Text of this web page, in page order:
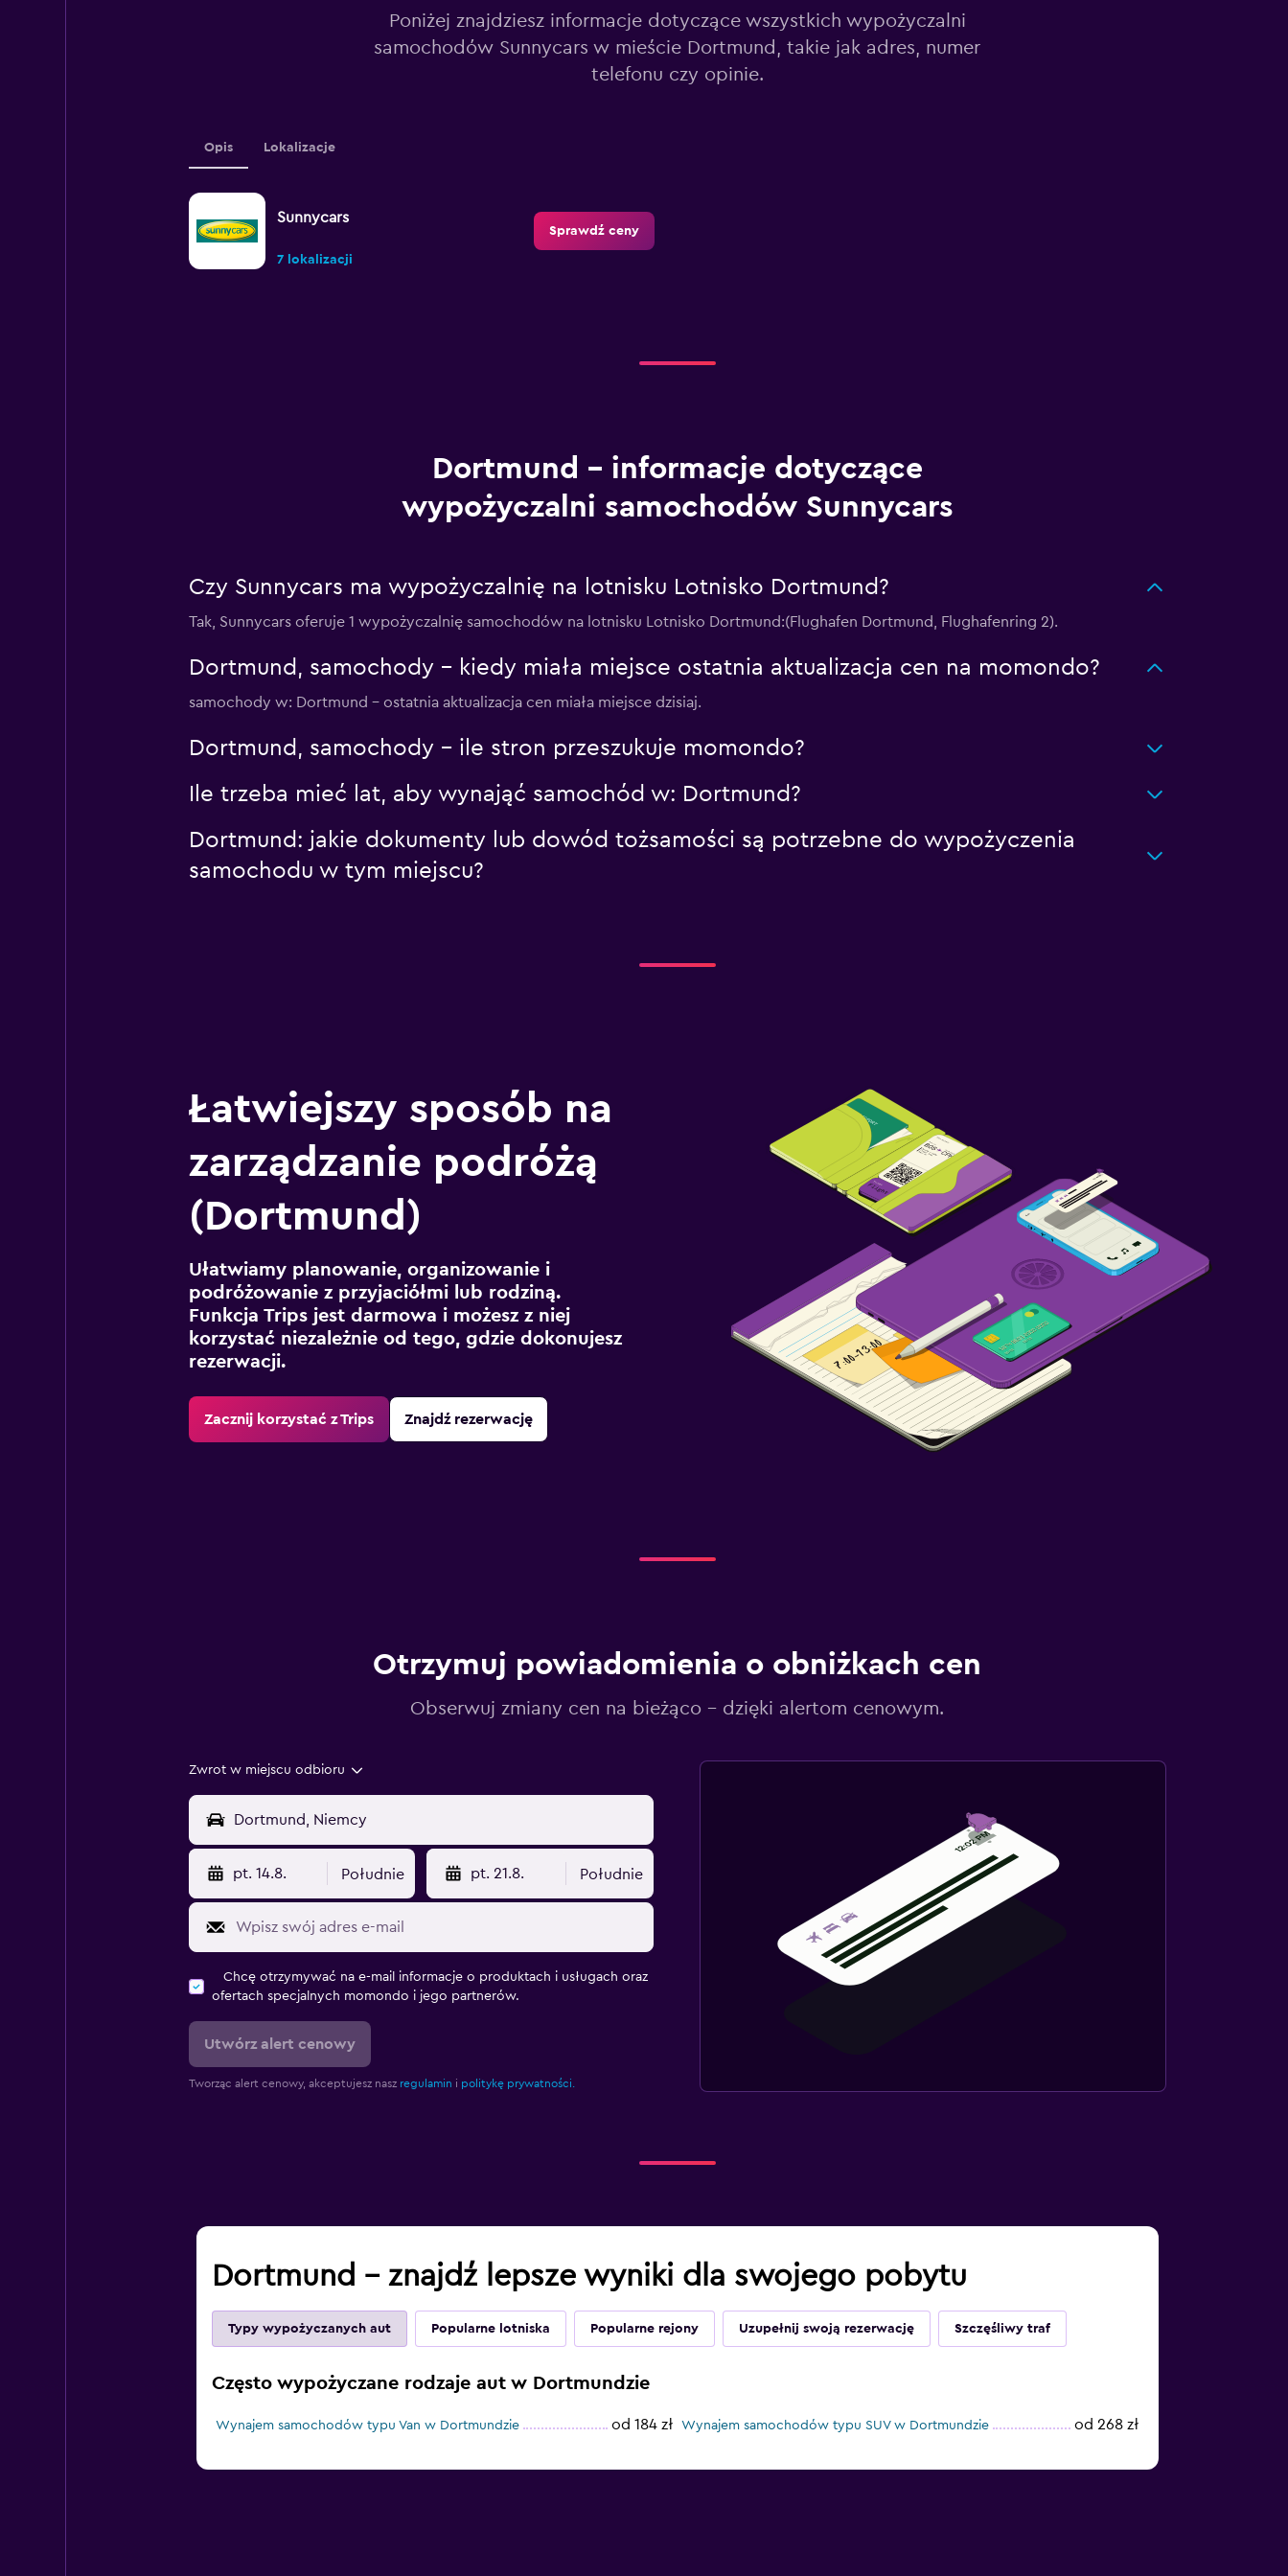
Poniżej znajdziesz informacje dotyczące wszystkich wypożyczalni
samochodów Sunnycars w mieście Dortmund, takie jak adres, numer
telefonu czy opinie.
Opis Lokalizacje
Sunnycars
7 lokalizacji
Sprawdź ceny
Dortmund – informacje dotyczące
wypożyczalni samochodów Sunnycars
Czy Sunnycars ma wypożyczalnię na lotnisku Lotnisko Dortmund?
Tak, Sunnycars oferuje 1 wypożyczalnię samochodów na lotnisku Lotnisko Dortmund:(Flughafen Dortmund, Flughafenring 2).
Dortmund, samochody – kiedy miała miejsce ostatnia aktualizacja cen na momondo?
samochody w: Dortmund – ostatnia aktualizacja cen miała miejsce dzisiaj.
Dortmund, samochody – ile stron przeszukuje momondo?
Ile trzeba mieć lat, aby wynająć samochód w: Dortmund?
Dortmund: jakie dokumenty lub dowód tożsamości są potrzebne do wypożyczenia
samochodu w tym miejscu?
Łatwiejszy sposób na
zarządzanie podróżą
(Dortmund)
Ułatwiamy planowanie, organizowanie i
podróżowanie z przyjaciółmi lub rodziną.
Funkcja Trips jest darmowa i możesz z niej
korzystać niezależnie od tego, gdzie dokonujesz
rezerwacji.
Zacznij korzystać z Trips Znajdź rezerwację
Otrzymuj powiadomienia o obniżkach cen
Obserwuj zmiany cen na bieżąco – dzięki alertom cenowym.
Zwrot w miejscu odbioru
pt. 14.8. Południe pt. 21.8. Południe
Chcę otrzymywać na e-mail informacje o produktach i usługach oraz
ofertach specjalnych momondo i jego partnerów.
Utwórz alert cenowy
Tworząc alert cenowy, akceptujesz nasz regulamin i politykę prywatności.
Dortmund – znajdź lepsze wyniki dla swojego pobytu
Typy wypożyczanych aut Popularne lotniska Popularne rejony Uzupełnij swoją rezerwację Szczęśliwy traf
Często wypożyczane rodzaje aut w Dortmundzie
Wynajem samochodów typu Van w Dortmundzie od 184 zł Wynajem samochodów typu SUV w Dortmundzie od 268 zł